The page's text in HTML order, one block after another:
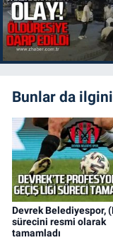
Bunlar da
Devrek Belediyespor,
sürecini resmi olarak
tamamladı